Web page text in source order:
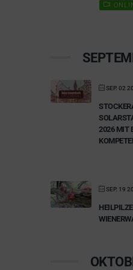
SEP. 02
2026 MIT
SEP. 19